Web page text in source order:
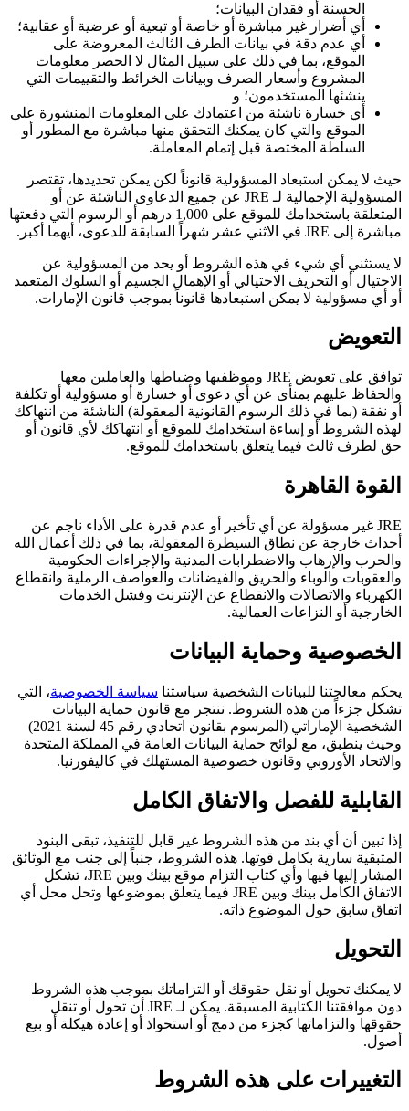
الحسنة أو فقدان البيانات؛
أي أضرار غير مباشرة أو خاصة أو تبعية أو عرضية أو عقابية؛
أي عدم دقة في بيانات الطرف الثالث المعروضة على
الموقع، بما في ذلك على سبيل المثال لا الحصر معلومات
المشروع وأسعار الصرف وبيانات الخرائط والتقييمات التي
ينشئها المستخدمون؛ و
أي خسارة ناشئة من اعتمادك على المعلومات المنشورة على
الموقع والتي كان يمكنك التحقق منها مباشرة مع المطور أو
السلطة المختصة قبل إتمام المعاملة.
حيث لا يمكن استبعاد المسؤولية قانوناً لكن يمكن تحديدها، تقتصر
المسؤولية الإجمالية لـ JRE عن جميع الدعاوى الناشئة عن أو
المتعلقة باستخدامك للموقع على 1,000 درهم أو الرسوم التي دفعتها
مباشرة إلى JRE في الاثني عشر شهراً السابقة للدعوى، أيهما أكبر.
لا يستثني أي شيء في هذه الشروط أو يحد من المسؤولية عن
الاحتيال أو التحريف الاحتيالي أو الإهمال الجسيم أو السلوك المتعمد
أو أي مسؤولية لا يمكن استبعادها قانوناً بموجب قانون الإمارات.
التعويض
توافق على تعويض JRE وموظفيها وضباطها والعاملين معها
والحفاظ عليهم بمنأى عن أي دعوى أو خسارة أو مسؤولية أو تكلفة
أو نفقة (بما في ذلك الرسوم القانونية المعقولة) الناشئة من انتهاكك
لهذه الشروط أو إساءة استخدامك للموقع أو انتهاكك لأي قانون أو
حق لطرف ثالث فيما يتعلق باستخدامك للموقع.
القوة القاهرة
JRE غير مسؤولة عن أي تأخير أو عدم قدرة على الأداء ناجم عن
أحداث خارجة عن نطاق السيطرة المعقولة، بما في ذلك أعمال الله
والحرب والإرهاب والاضطرابات المدنية والإجراءات الحكومية
والعقوبات والوباء والحريق والفيضانات والعواصف الرملية وانقطاع
الكهرباء والاتصالات والانقطاع عن الإنترنت وفشل الخدمات
الخارجية أو النزاعات العمالية.
الخصوصية وحماية البيانات
يحكم معالجتنا للبيانات الشخصية سياستنا سياسة الخصوصية، التي
تشكل جزءاً من هذه الشروط. ننتجر مع قانون حماية البيانات
الشخصية الإماراتي (المرسوم بقانون اتحادي رقم 45 لسنة 2021)
وحيث ينطبق، مع لوائح حماية البيانات العامة في المملكة المتحدة
والاتحاد الأوروبي وقانون خصوصية المستهلك في كاليفورنيا.
القابلية للفصل والاتفاق الكامل
إذا تبين أن أي بند من هذه الشروط غير قابل للتنفيذ، تبقى البنود
المتبقية سارية بكامل قوتها. هذه الشروط، جنباً إلى جنب مع الوثائق
المشار إليها فيها وأي كتاب التزام موقع بينك وبين JRE، تشكل
الاتفاق الكامل بينك وبين JRE فيما يتعلق بموضوعها وتحل محل أي
اتفاق سابق حول الموضوع ذاته.
التحويل
لا يمكنك تحويل أو نقل حقوقك أو التزاماتك بموجب هذه الشروط
دون موافقتنا الكتابية المسبقة. يمكن لـ JRE أن تحول أو تنقل
حقوقها والتزاماتها كجزء من دمج أو استحواذ أو إعادة هيكلة أو بيع
أصول.
التغييرات على هذه الشروط